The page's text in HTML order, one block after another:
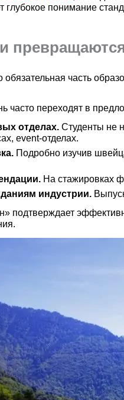
глубокое понимание
часть
часто переходят в
отделах. Студенты не
event-отделах.
Подробно изучив
На стажировках
индустрии.
подтверждает